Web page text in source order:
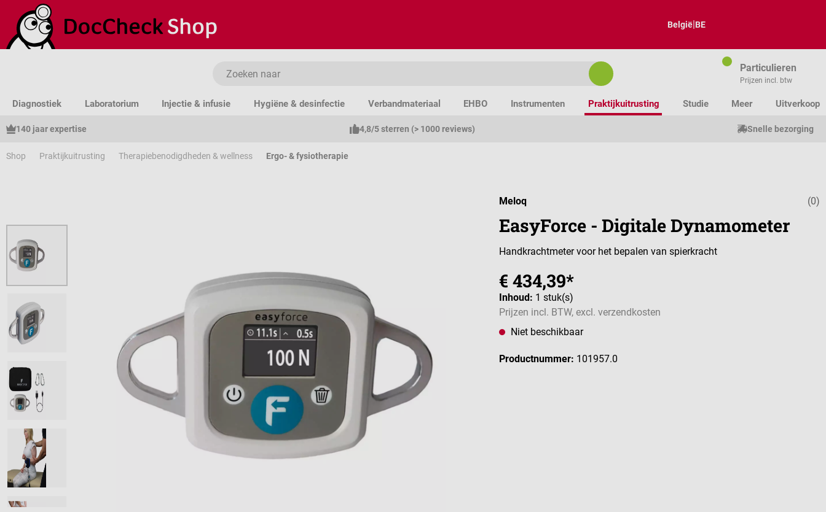
naar de hoofdinhoud
Ga naar de zoekopdracht
Ga naar de hoofdnavigatie
België|BE
Particulieren
Prijzen incl. btw
Diagnostiek Laboratorium Injectie & infusie Hygiëne & desinfectie Verbandmateriaal EHBO Instrumenten Praktijkuitrusting Studie Meer Uitverkoop
140 jaar expertise 4,8/5 sterren (> 1000 reviews) Snelle bezorging
Shop Praktijkuitrusting Therapiebenodigdheden & wellness Ergo- & fysiotherapie
(0)
Meloq
EasyForce - Digitale Dynamometer
Handkrachtmeter voor het bepalen van spierkracht
€ 434,39*
Inhoud: 1 stuk(s)
Prijzen incl. BTW, excl. verzendkosten
Niet beschikbaar
Productnummer: 101957.0